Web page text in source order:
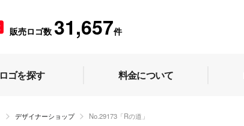
販売ロゴ数 31,657件
ロゴを探す 料金について
デザイナーショップ No.29173「Rの道」